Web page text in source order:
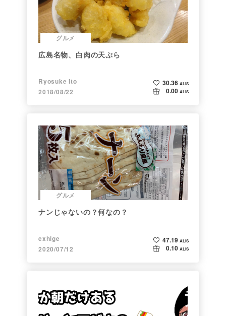
グルメ
広島名物、白肉の天ぷら
Ryosuke Ito
2018/08/22
30.36 ALIS
0.00 ALIS
グルメ
ナンじゃないの？何なの？
exhige
2020/07/12
47.19 ALIS
0.10 ALIS